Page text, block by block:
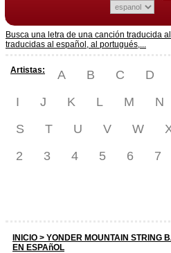
Busca una letra de una canción traducida
traducidas al español, al portugués,...
Artistas: A B C D
I
J K L M N
S
T U V W
2
3 4 5 6 7
INICIO > YONDER MOUNTAIN STRING
EN ESPAñOL